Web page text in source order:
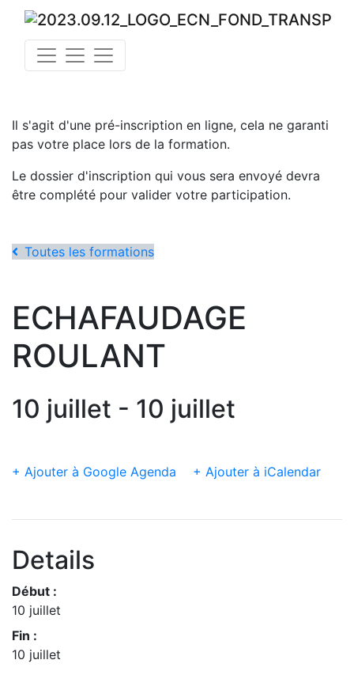
Il s'agit d'une pré-inscription en ligne, cela ne garanti
pas votre place lors de la formation.
Le dossier d'inscription qui vous sera envoyé devra
être complété pour valider votre participation.
Toutes les formations
ECHAFAUDAGE
ROULANT
10 juillet - 10 juillet
+ Ajouter à Google Agenda + Ajouter à iCalendar
Details
Début :
10 juillet
Fin :
10 juillet